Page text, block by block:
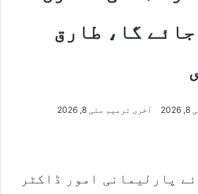
گا، طارق
آخری ترمیم مئی 8, 2026
پارلیمانی امور ڈاکٹر